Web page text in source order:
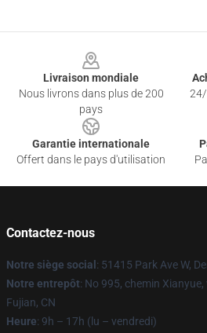
Livraison mondiale
Nous livrons dans plus de 200
pays
Garantie internationale
Offert dans le pays d'utilisation
Contactez-nous
Notre siège social : 51415 Park Ave W,
Notre entrepôt: No 995, chemin
Fujian, CN
Heure: 9h – 17h (lu – vendredi)